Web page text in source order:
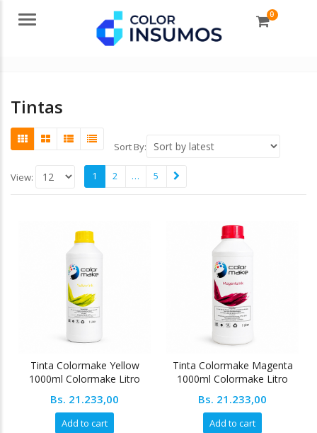
Menu 0
Tintas
Sort By:
View: 1 2 … 5
Tinta Colormake Yellow
1000ml Colormake Litro
Bs. 21.233,00
Add to cart
Tinta Colormake Magenta
1000ml Colormake Litro
Bs. 21.233,00
Add to cart